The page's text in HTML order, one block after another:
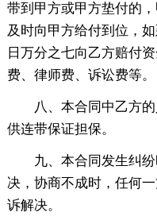
带到甲方或甲方垫付的
及时向甲方给付到位，
日万分之七向乙方赔付
费、律师费、诉讼费等。
八、本合同中乙方
供连带保证担保。
九、本合同发生纠
决，协商不成时，任何
诉解决。